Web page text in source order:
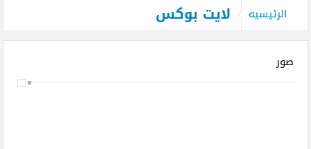
شقه مفروشه فرش فندقى فى مدينه نصر بسعر رخيص
شقه فندقيه مفروشه رخيصه فى ميدان لبنان
شقة فندقية مفروشة شارع شهاب رخيصة
الرئيسيه لايت بوكس
صور